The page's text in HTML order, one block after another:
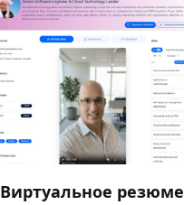
Виртуальное резюме